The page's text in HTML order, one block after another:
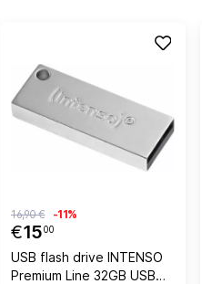
€1500
16,90 € -11%
USB flash drive INTENSO
Premium Line 32GB USB